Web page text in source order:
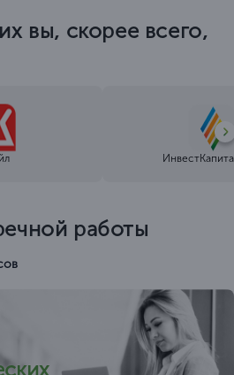
вы, скорее всего,
работы